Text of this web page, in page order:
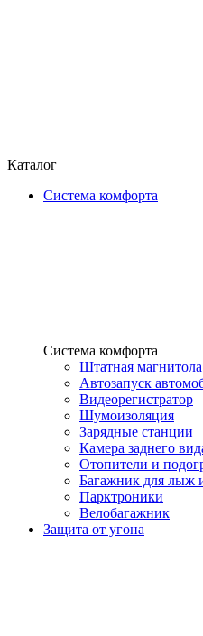
Каталог
Система комфорта
Система комфорта
Штатная магнитола
Автозапуск
Видеорегистратор
Шумоизоляция
Зарядные станции
Камера заднего
Отопители и
Багажник для лыж
Парктроники
Велобагажник
Защита от угона